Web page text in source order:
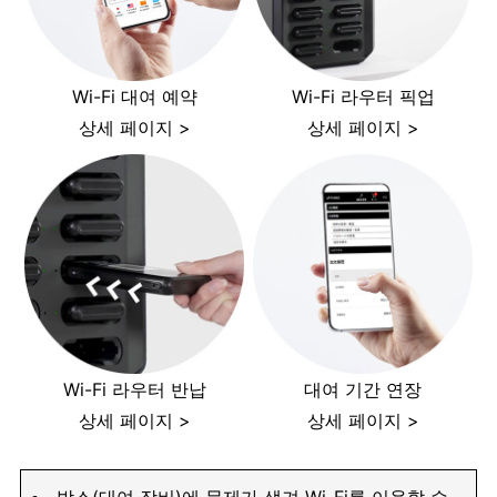
Wi-Fi 대여 예약
상세 페이지 >
Wi-Fi 라우터 픽업
상세 페이지 >
Wi-Fi 라우터 반납
상세 페이지 >
대여 기간 연장
상세 페이지 >